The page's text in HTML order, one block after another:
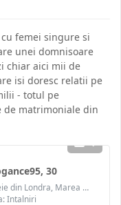
femei singure si
unei domnisoare
chiar aici mii de
isi doresc relatii pe
- totul pe
de matrimoniale din
1
30
Femeie din Londra, Marea Britanie
Intalniri